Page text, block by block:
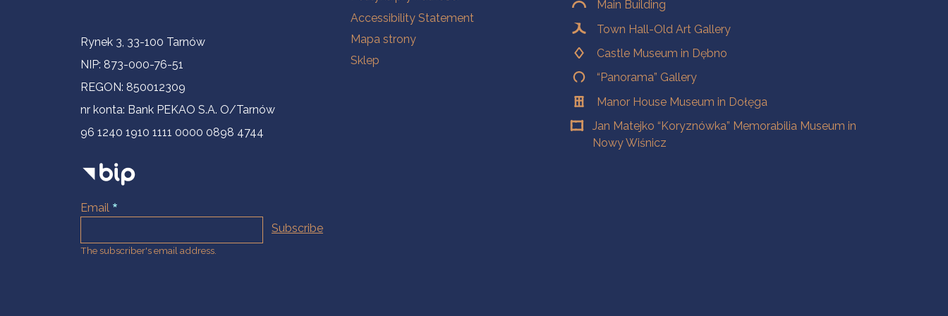
Contact Information
Rynek 3, 33-100 Tarnów
NIP: 873-000-76-51
REGON: 850012309
nr konta: Bank PEKAO S.A. O/Tarnów
96 1240 1910 1111 0000 0898 4744
Email
The subscriber's email address.
Accessibility Statement
Mapa strony
Sklep
Main Building
Town Hall-Old Art Gallery
Castle Museum in Dębno
“Panorama” Gallery
Manor House Museum in Dołęga
Jan Matejko “Koryznówka” Memorabilia Museum in
Nowy Wiśnicz